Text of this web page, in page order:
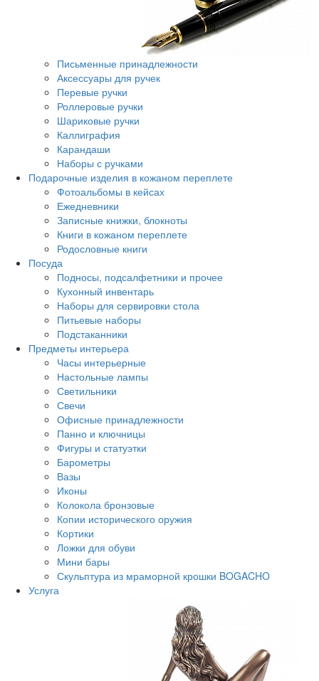
Письменные принадлежности
Аксессуары для ручек
Перевые ручки
Роллеровые ручки
Шариковые ручки
Каллиграфия
Карандаши
Наборы с ручками
Подарочные изделия в кожаном переплете
Фотоальбомы в кейсах
Ежедневники
Записные книжки, блокноты
Книги в кожаном переплете
Родословные книги
Посуда
Подносы, подсалфетники и прочее
Кухонный инвентарь
Наборы для сервировки стола
Питьевые наборы
Подстаканники
Предметы интерьера
Часы интерьерные
Настольные лампы
Светильники
Свечи
Офисные принадлежности
Панно и ключницы
Фигуры и статуэтки
Барометры
Вазы
Иконы
Колокола бронзовые
Копии исторического оружия
Кортики
Ложки для обуви
Мини бары
Скульптура из мраморной крошки BOGACHO
Услуга